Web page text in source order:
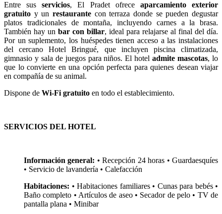
Entre susservicios, El Pradet ofrece aparcamiento exterior
gratuito y un restaurante con terraza donde se pueden degustar
platos tradicionales de montaña, incluyendo carnes a la brasa.
También hay un bar con billar, ideal para relajarse al final del día.
Por un suplemento, los huéspedes tienen acceso a las instalaciones
del cercano Hotel Bringué, que incluyen piscina climatizada,
gimnasio y sala de juegos para niños. El hoteladmite mascotas, lo
que lo convierte en una opción perfecta para quienes desean viajar
en compañía de su animal.
Dispone de Wi-Fi gratuito en todo el establecimiento.
SERVICIOS DEL HOTEL
Información general: • Recepción 24 horas • Guardaesquíes
• Servicio de lavandería • Calefacción
Habitaciones: • Habitaciones familiares • Cunas para bebés •
Baño completo • Artículos de aseo • Secador de pelo • TV de
pantalla plana • Minibar